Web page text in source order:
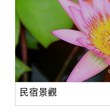
民宿景觀